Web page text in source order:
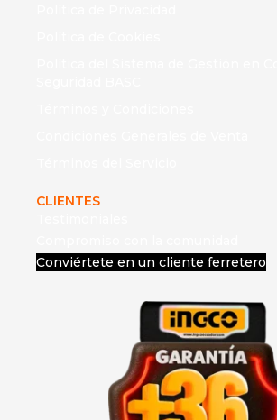
CLIENTES
Conviértete en un cliente ferretero